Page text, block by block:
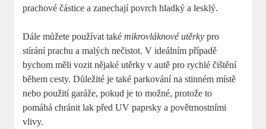
prachové částice a zanechají povrch hladký a lesklý.
Dále můžete používat takémikrovláknové utěrky pro
stírání prachu a malých nečistot. V ideálním případě
bychom měli vozit nějaké utěrky v autě pro rychlé čištění
během cesty. Důležité je také parkování na stinném místě
nebo použití garáže, pokud je to možné, protože to
pomáhá chránit lak před UV paprsky a povětrnostními
vlivy.